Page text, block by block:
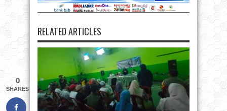
RELATED ARTICLES
0
SHARES